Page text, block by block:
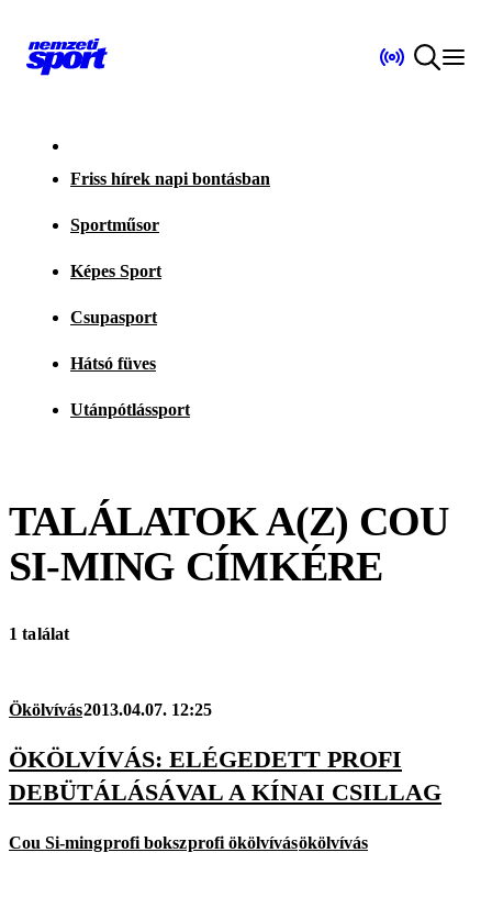
Friss hírek napi bontásban
Sportműsor
Képes Sport
Csupasport
Hátsó füves
Utánpótlássport
TALÁLATOK A(Z) COU
SI-MING CÍMKÉRE
1 találat
Ökölvívás2013.04.07. 12:25
ÖKÖLVÍVÁS: ELÉGEDETT PROFI
DEBÜTÁLÁSÁVAL A KÍNAI CSILLAG
Cou Si-mingprofi bokszprofi ökölvívásökölvívás